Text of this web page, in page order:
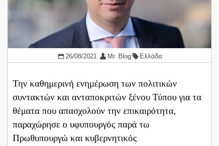
26/08/2021 Mr. Blog Ελλάδα
Την καθημερινή ενημέρωση των πολιτικών
συντακτών και ανταποκριτών ξένου Τύπου για τα
θέματα που απασχολούν την επικαιρότητα,
παραχώρησε ο υφυπουργός παρά τω
Πρωθυπουργώ και κυβερνητικός